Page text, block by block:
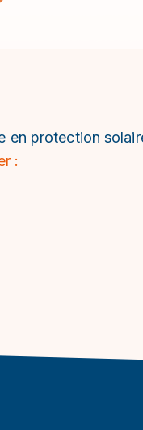
en protection
: